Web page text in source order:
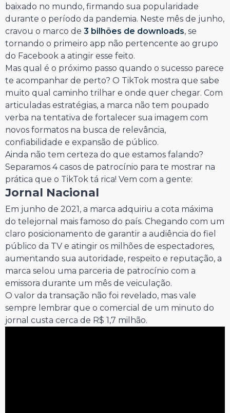
baixado no mundo, firmando sua popularidade
durante o período da pandemia. Neste mês de junho,
cravou o marco de 3 bilhões de downloads, se
tornando o primeiro app não pertencente ao grupo
do Facebook a atingir esse feito.
Mas qual é o próximo passo quando o sucesso parece
te acompanhar de perto? O TikTok mostra que sabe
muito qual caminho trilhar e onde quer chegar. Com
articuladas estratégias, a marca não tem poupado
verba na tentativa de fortalecer sua imagem com
novos formatos na busca de relevância,
confiabilidade e expansão de público.
Ainda não tem certeza do que estamos falando?
Separamos 4 casos de patrocínio para te mostrar na
prática que o TikTok tá rica! Vem com a gente:
Jornal Nacional
Em junho de 2021, a marca adquiriu a cota máxima
do telejornal mais famoso do país. Chegando com um
claro posicionamento de garantir a audiência do fiel
público da TV e atingir os milhões de espectadores,
aumentando sua autoridade, respeito e reputação, a
marca selou uma parceria de patrocínio com a
emissora durante um mês de veiculação.
O valor da transação não foi revelado, mas vale
sempre lembrar que o comercial de um minuto do
jornal custa cerca de R$ 1,7 milhão.